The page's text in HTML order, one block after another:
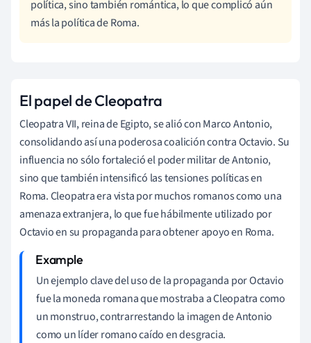
política, sino también romántica, lo que complicó aún
más la política de Roma.
El papel de Cleopatra
Cleopatra VII, reina de Egipto, se alió con Marco Antonio,
consolidando así una poderosa coalición contra Octavio. Su
influencia no sólo fortaleció el poder militar de Antonio,
sino que también intensificó las tensiones políticas en
Roma. Cleopatra era vista por muchos romanos como una
amenaza extranjera, lo que fue hábilmente utilizado por
Octavio en su propaganda para obtener apoyo en Roma.
Un ejemplo clave del uso de la propaganda por Octavio
fue la moneda romana que mostraba a Cleopatra como
un monstruo, contrarrestando la imagen de Antonio
como un líder romano caído en desgracia.